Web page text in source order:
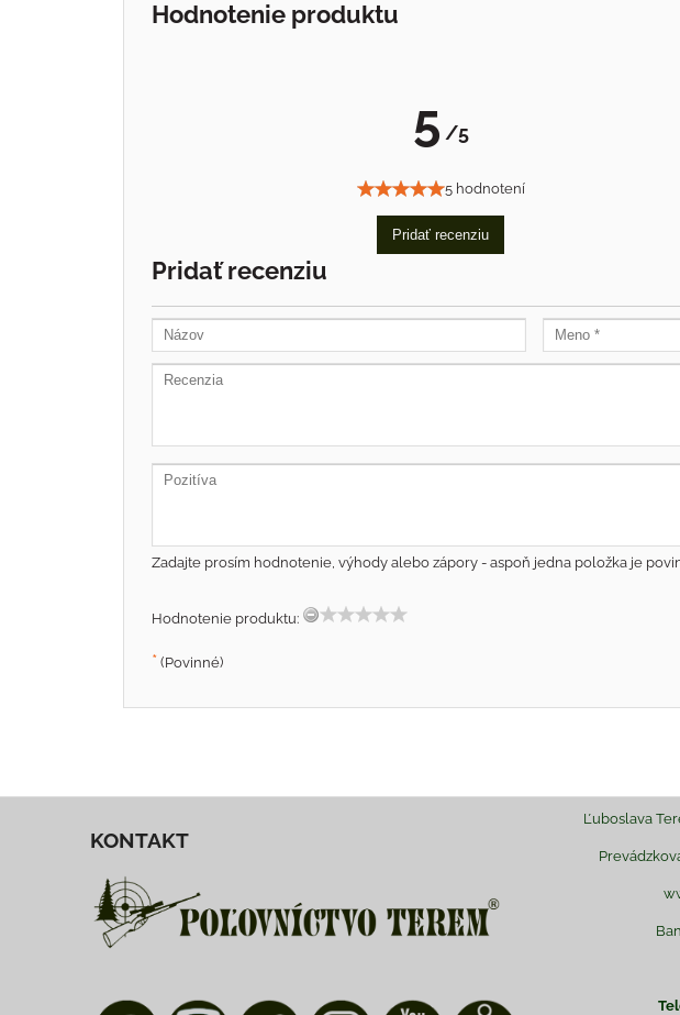
Hodnotenie produktu
5 /5
5 hodnotení
Pridať recenziu
Pridať recenziu
Zadajte prosím hodnotenie, výhody alebo zápory - aspoň jedna položka je
Hodnotenie produktu:
* (Povinné)
KONTAKT
Ľuboslava